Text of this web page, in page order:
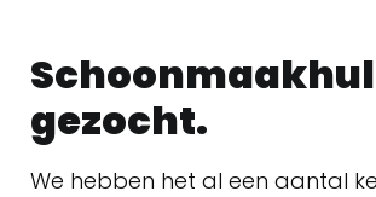
gezocht.
We hebben het al een aantal